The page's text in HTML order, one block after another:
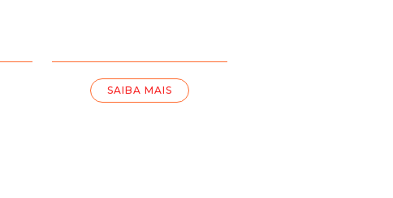
SAIBA MAIS